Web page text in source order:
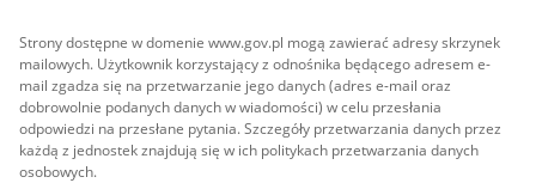
Strony dostępne w domenie www.gov.pl mogą zawierać adresy skrzynek
mailowych. Użytkownik korzystający z odnośnika będącego adresem e-
mail zgadza się na przetwarzanie jego danych (adres e-mail oraz
dobrowolnie podanych danych w wiadomości) w celu przesłania
odpowiedzi na przesłane pytania. Szczegóły przetwarzania danych przez
każdą z jednostek znajdują się w ich politykach przetwarzania danych
osobowych.